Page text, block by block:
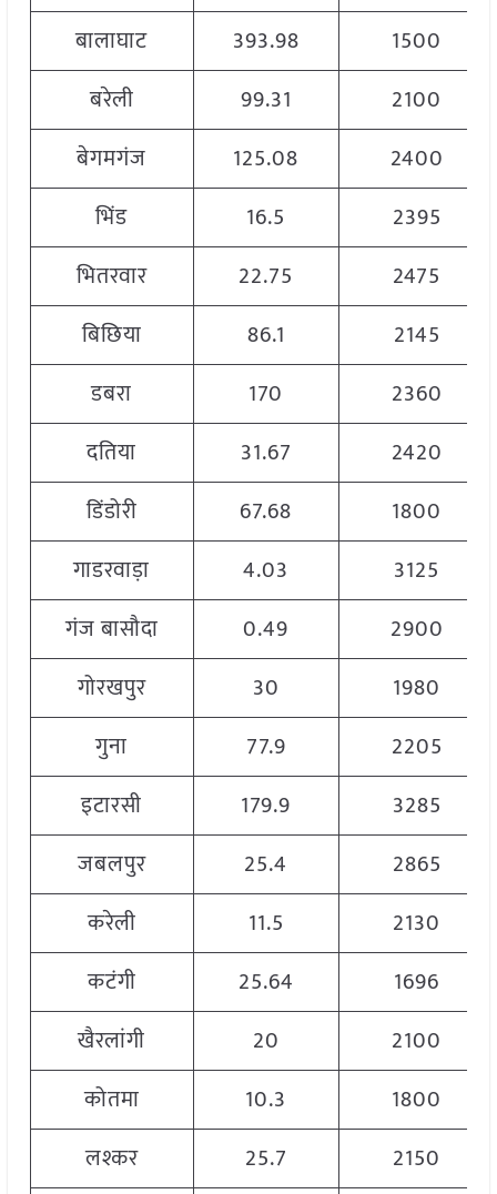
बालाघाट
393.98
1500
बरेली
99.31
2100
बेगमगंज
125.08
2400
भिंड
16.5
2395
भितरवार
22.75
2475
बिछिया
86.1
2145
डबरा
170
2360
दतिया
31.67
2420
डिंडोरी
67.68
1800
गाडरवाड़ा
4.03
3125
गंज बासौदा
0.49
2900
गोरखपुर
30
1980
गुना
77.9
2205
इटारसी
179.9
3285
जबलपुर
25.4
2865
करेली
11.5
2130
कटंगी
25.64
1696
खैरलांगी
20
2100
कोतमा
10.3
1800
लश्कर
25.7
2150